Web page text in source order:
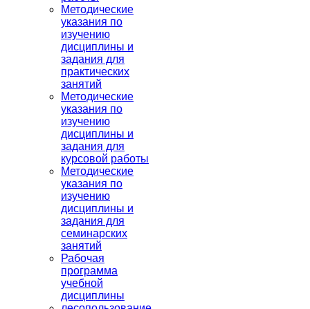
Методические
указания по
изучению
дисциплины и
задания для
практических
занятий
Методические
указания по
изучению
дисциплины и
задания для
курсовой работы
Методические
указания по
изучению
дисциплины и
задания для
семинарских
занятий
Рабочая
программа
учебной
дисциплины